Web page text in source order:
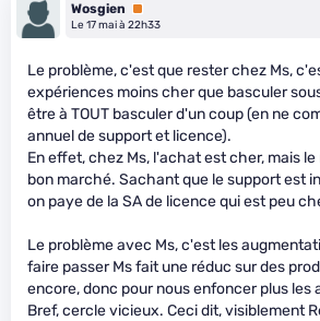
Wosgien
Premium
Le 17 mai à 22h33
Le problème, c'est que rester chez Ms,
expériences moins cher que basculer
être à TOUT basculer d'un coup (en ne
annuel de support et licence).
En effet, chez Ms, l'achat est cher, mais
bon marché. Sachant que le support est
on paye de la SA de licence qui est peu
Le problème avec Ms, c'est les
faire passer Ms fait une réduc sur des
encore, donc pour nous enfoncer plus les
Bref, cercle vicieux. Ceci dit, visiblement